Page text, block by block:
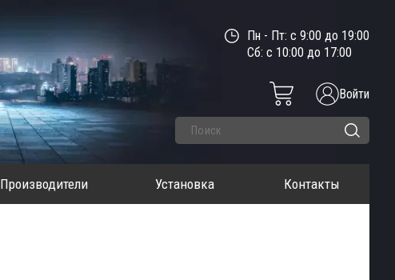
Пн - Пт: с 9:00 до 19:00
Сб: с 10:00 до 17:00
Войти
Производители Установка Контакты